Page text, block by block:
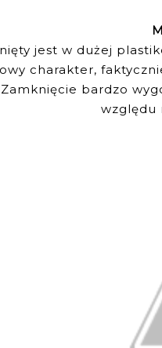
jest w dużej
charakter,
bardzo
względu